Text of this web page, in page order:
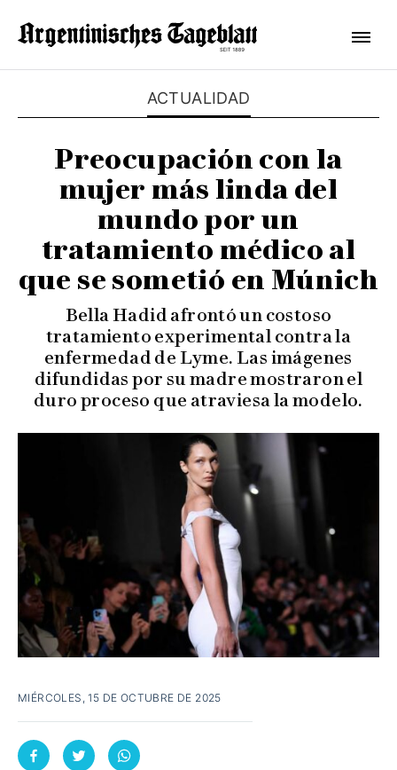
ACTUALIDAD
Preocupación con la
mujer más linda del
mundo por un
tratamiento médico al
que se sometió en Múnich
Bella Hadid afrontó un costoso
tratamiento experimental contra la
enfermedad de Lyme. Las imágenes
difundidas por su madre mostraron el
duro proceso que atraviesa la modelo.
MIÉRCOLES, 15 DE OCTUBRE DE 2025